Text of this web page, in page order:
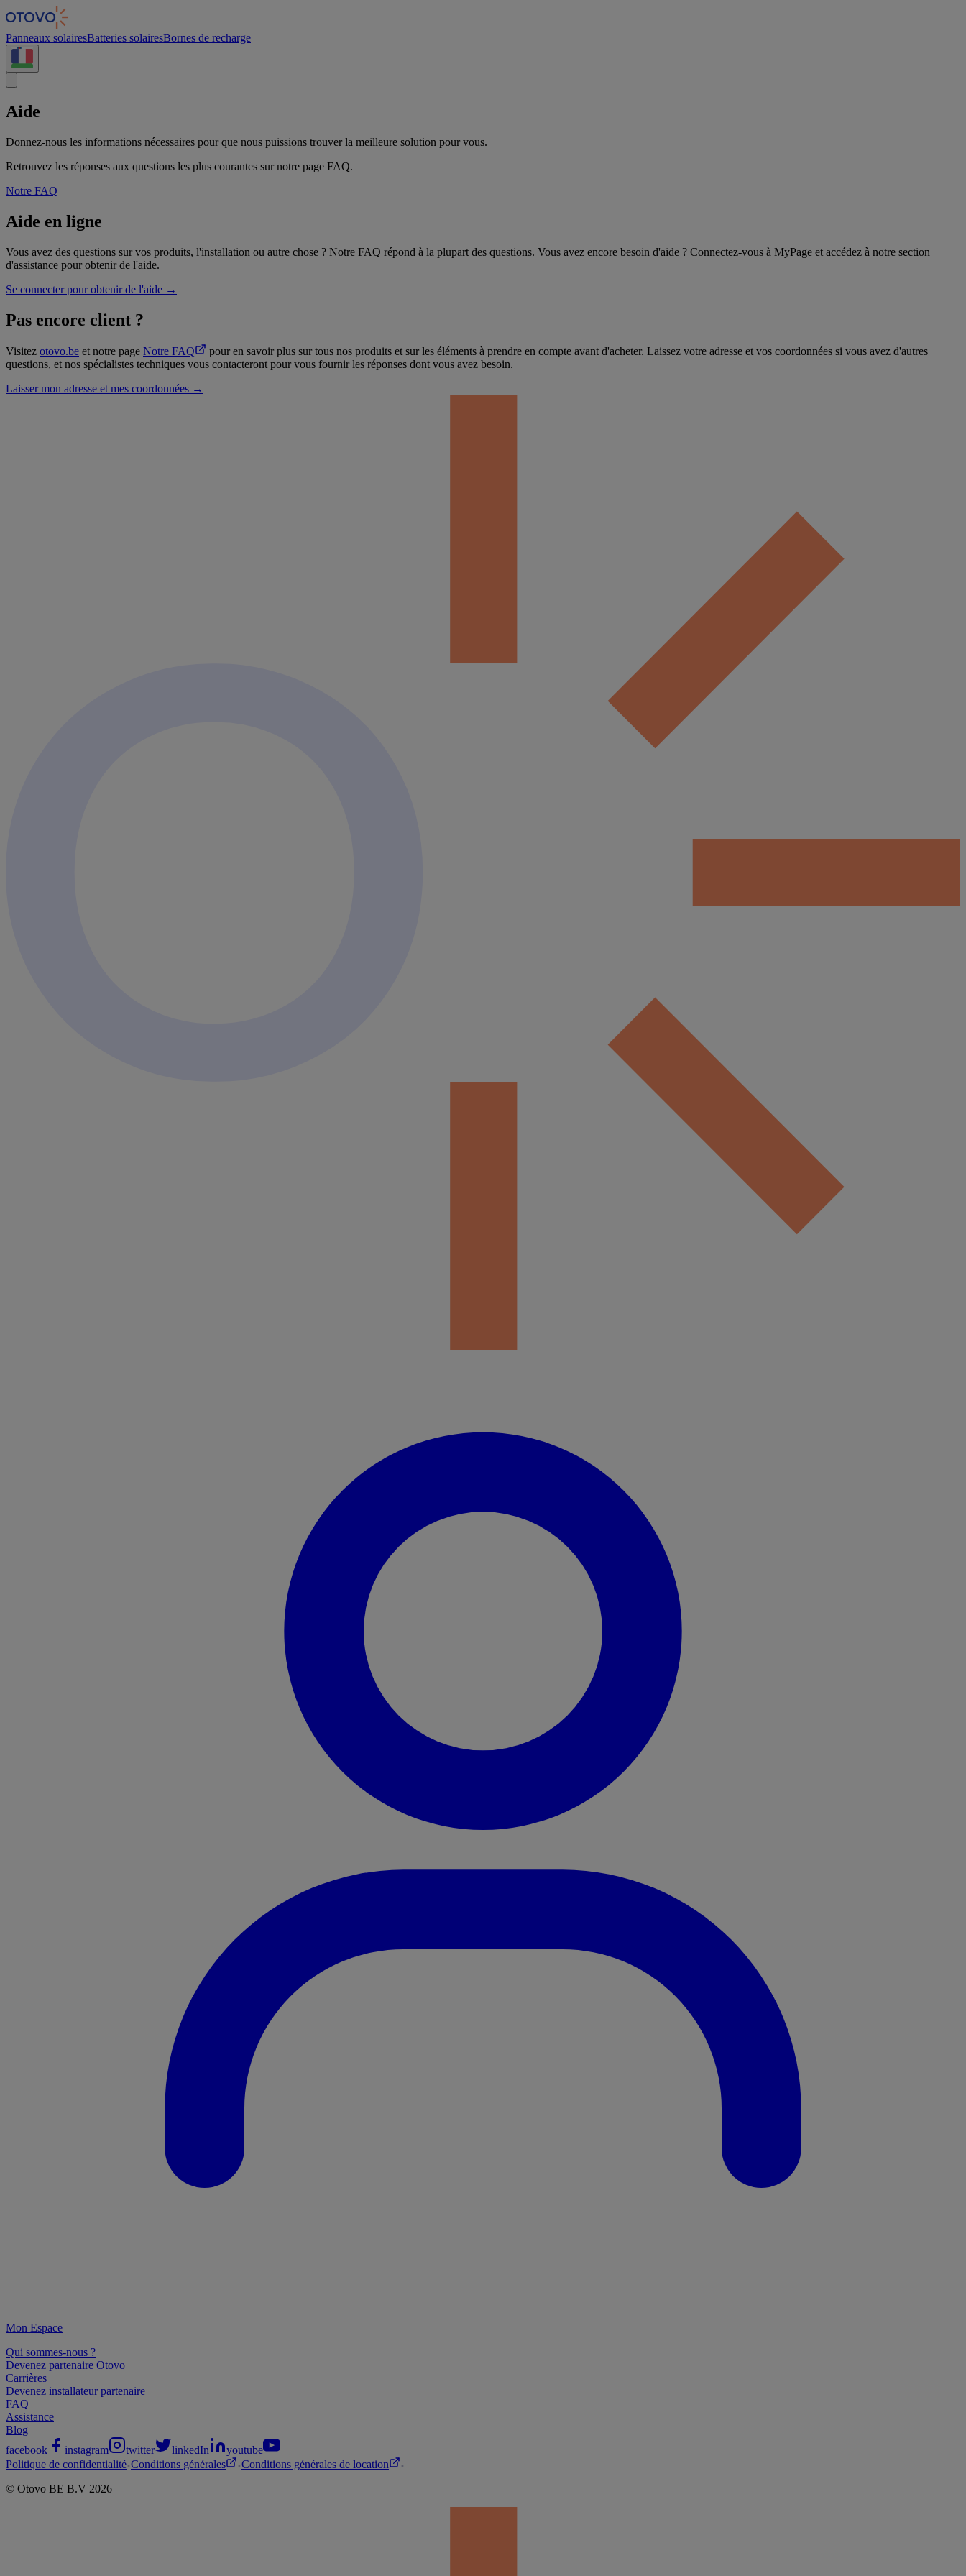
Panneaux solairesBatteries solairesBornes de recharge
Aide
Donnez-nous les informations nécessaires pour que nous puissions trouver la meilleure solution pour vous.
Retrouvez les réponses aux questions les plus courantes sur notre page FAQ.
Notre FAQ
Aide en ligne
Vous avez des questions sur vos produits, l'installation ou autre chose ? Notre FAQ répond à la plupart des questions. Vous avez encore besoin d'aide ? Connectez-vous à MyPage et accédez à notre section
d'assistance pour obtenir de l'aide.
Se connecter pour obtenir de l'aide →
Pas encore client ?
Visitez otovo.be et notre page Notre FAQ
pour en savoir plus sur tous nos produits et sur les éléments à prendre en compte avant d'acheter. Laissez votre adresse et vos coordonnées si vous avez d'autres
questions, et nos spécialistes techniques vous contacteront pour vous fournir les réponses dont vous avez besoin.
Laisser mon adresse et mes coordonnées →
Mon Espace
Qui sommes-nous ?
Devenez partenaire Otovo
Carrières
Devenez installateur partenaire
FAQ
Assistance
Blog
facebook
instagram twitter linkedIn
youtube
Politique de confidentialité Conditions générales
Conditions générales de location
© Otovo BE B.V 2026
Panneau de gestion des cookies